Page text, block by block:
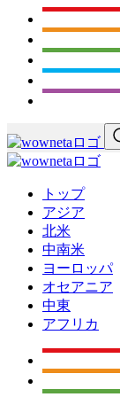
トップ
アジア
北米
中南米
ヨーロッパ
オセアニア
中東
アフリカ